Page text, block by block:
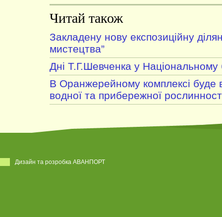
Читай також
Закладену нову експозиційну
мистецтва”
Дні Т.Г.Шевченка у Національному
В Оранжерейному комплексі буде
водної та прибережної
Дизайн та розробка АВАНПОРТ